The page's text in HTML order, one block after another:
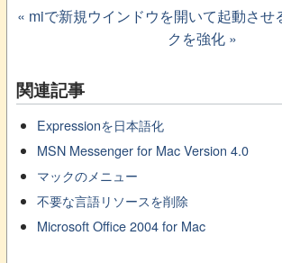
« miで新規ウインドウを開いて起動させ
クを強化 »
関連記事
Expressionを日本語化
MSN Messenger for Mac Version 4.0
マックのメニュー
不要な言語リソースを削除
Microsoft Office 2004 for Mac